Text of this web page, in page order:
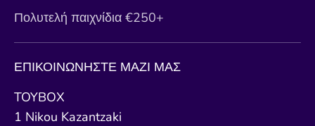
Πολυτελή παιχνίδια €250+
ΕΠΙΚΟΙΝΩΝΗΣΤΕ ΜΑΖΙ ΜΑΣ
TOYBOX
1 Nikou Kazantzaki